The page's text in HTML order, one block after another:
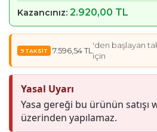
Kazancınız: 2.920,00 TL
7.596,54 TL
'den başlayan
için
Yasal Uyarı
Yasa gereği bu ürünün satışı
üzerinden yapılamaz.